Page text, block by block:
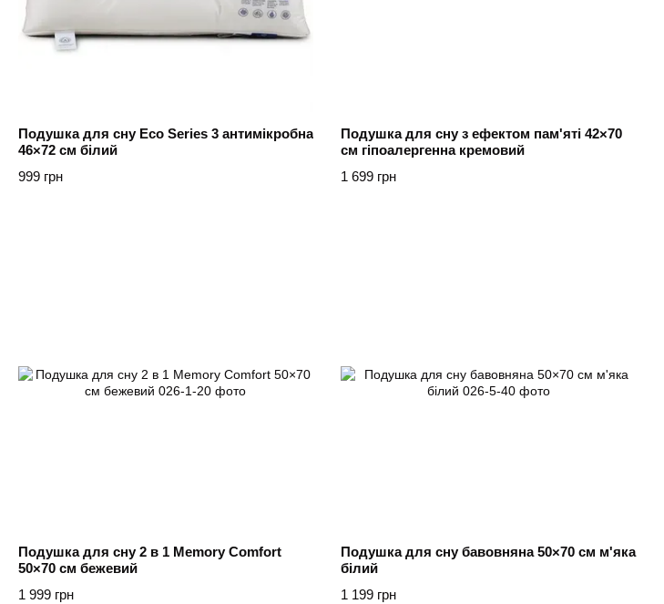
Подушка для сну Eco Series 3 антимікробна
46×72 см білий
999 грн
Подушка для сну з ефектом пам'яті 42×70
см гіпоалергенна кремовий
1 699 грн
Подушка для сну 2 в 1 Memory Comfort
50×70 см бежевий
1 999 грн
Подушка для сну бавовняна 50×70 см м'яка
білий
1 199 грн